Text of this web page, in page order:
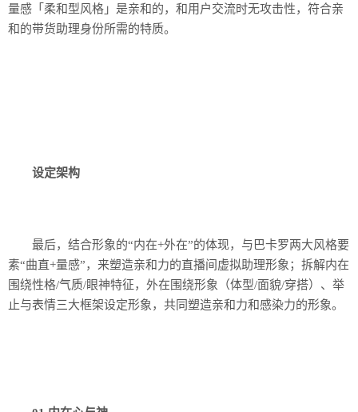
量感「柔和型风格」是亲和的，和用户交流时无攻击性，符合亲
和的带货助理身份所需的特质。
设定架构
最后，结合形象的“内在+外在”的体现，与巴卡罗两大风格要
素“曲直+量感”，来塑造亲和力的直播间虚拟助理形象；拆解内在
围绕性格/气质/眼神特征，外在围绕形象（体型/面貌/穿搭）、举
止与表情三大框架设定形象，共同塑造亲和力和感染力的形象。